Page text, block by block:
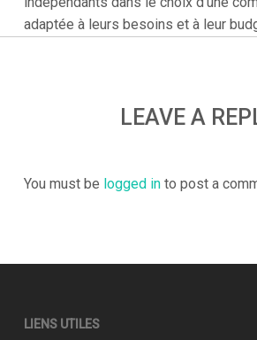
adaptée à leurs besoins et à leur
LEAVE A
You must be logged into post a
LIENS UTILES